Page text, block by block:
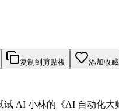
复制到剪贴板 添加收藏
试 AI 小林的《AI 自动化大